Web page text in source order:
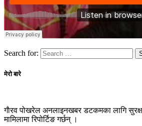
Search for:
मेरो बारे
गाैरव पोखरेल अनलाइनखबर डटकमका लागि
मामिलामा रिपोर्टिङ गर्छन् ।